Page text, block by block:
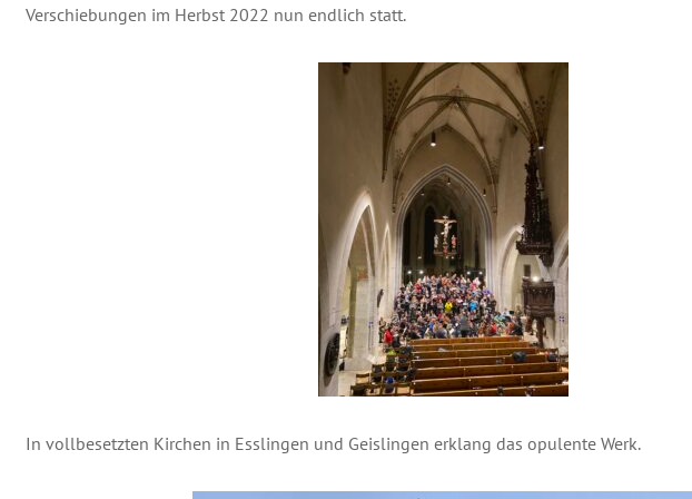
Verschiebungen im Herbst 2022 nun endlich statt.
In vollbesetzten Kirchen in Esslingen und Geislingen erklang das opulente Werk.